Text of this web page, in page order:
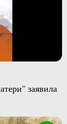
заявила